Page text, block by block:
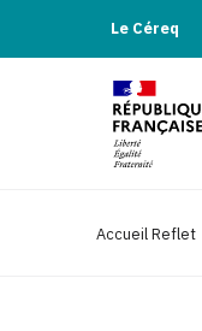
Le Céreq
Accueil Reflet